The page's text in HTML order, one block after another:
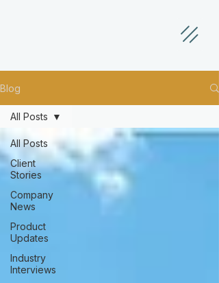
Blog
All Posts
Client
Stories
Company
News
Product
Updates
Industry
Interviews
All Posts